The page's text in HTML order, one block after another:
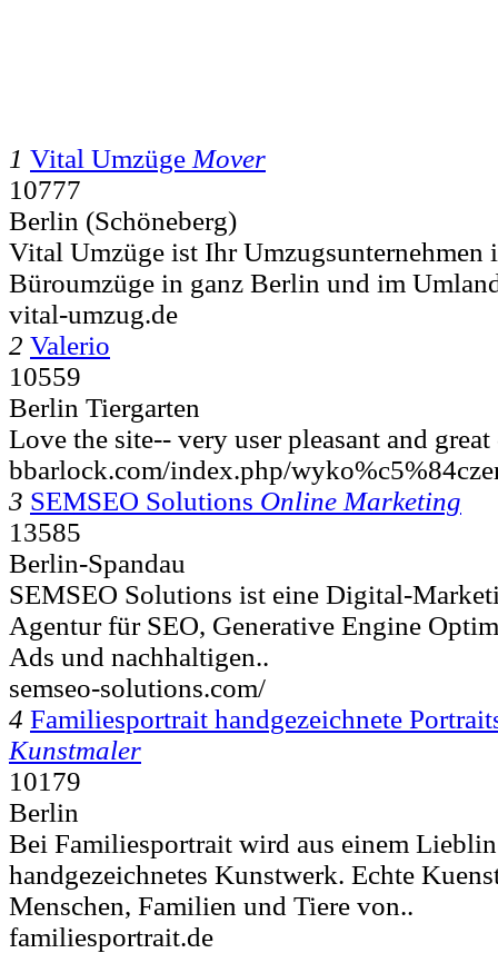
1 Vital Umzüge Mover
10777
Berlin (Schöneberg)
Vital Umzüge ist Ihr
Büroumzüge in ganz Berlin und im
vital-umzug.de
2 Valerio
10559
Berlin Tiergarten
Love the site-- very user pleasant and great
bbarlock.com/index.php/
3 SEMSEO Solutions Online Marketing
13585
Berlin-Spandau
SEMSEO Solutions ist eine Digital-
Agentur für SEO, Generative Engine
Ads und nachhaltigen..
semseo-solutions.com/
4 Familiesportrait handgezeichnete
Kunstmaler
10179
Berlin
Bei Familiesportrait wird aus einem
handgezeichnetes Kunstwerk. Echte
Menschen, Familien und Tiere von..
familiesportrait.de